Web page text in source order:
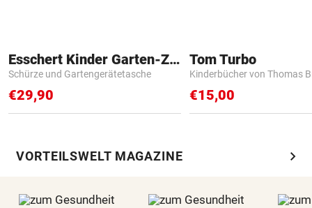
Esschert Kinder Garten-Zubehör
Schürze und Gartengerätetasche
€29,90
Tom Turbo
Kinderbücher von Thomas
€15,00
VORTEILSWELT MAGAZINE chevron_right